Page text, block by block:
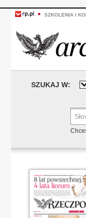
SZKOLENIA I
SZUKAJ W: